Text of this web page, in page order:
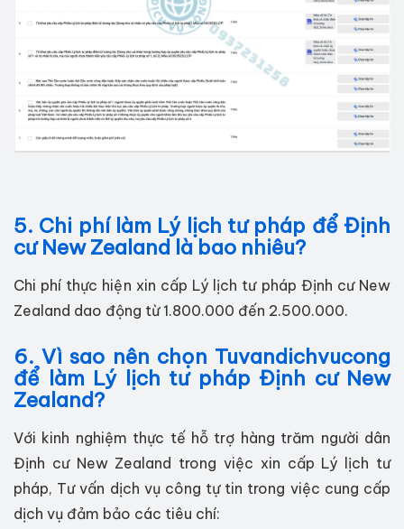
5. Chi phí làm Lý lịch tư pháp để Định
cư New Zealand là bao nhiêu?
Chi phí thực hiện xin cấp Lý lịch tư pháp Định cư New
Zealand dao động từ 1.800.000 đến 2.500.000.
6. Vì sao nên chọn Tuvandichvucong
để làm Lý lịch tư pháp Định cư New
Zealand?
Với kinh nghiệm thực tế hỗ trợ hàng trăm người dân
Định cư New Zealand trong việc xin cấp Lý lịch tư
pháp, Tư vấn dịch vụ công tự tin trong việc cung cấp
dịch vụ đảm bảo các tiêu chí: